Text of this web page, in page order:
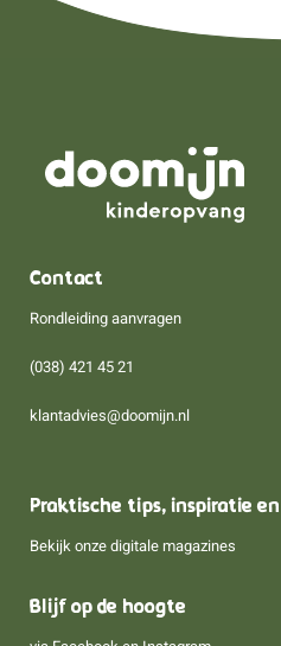
Contact
Rondleiding aanvragen
(038) 421 45 21
klantadvies@doomijn.nl
Praktische tips, inspiratie
Bekijk onze digitale magazines
Blijf op de hoogte